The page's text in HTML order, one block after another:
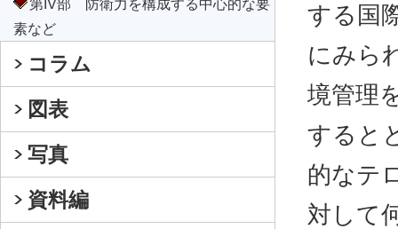
第IV部 防衛力を構成する中心的な要
素など
コラム
図表
写真
資料編
する国
にみら
境管理
すると
的なテ
対して